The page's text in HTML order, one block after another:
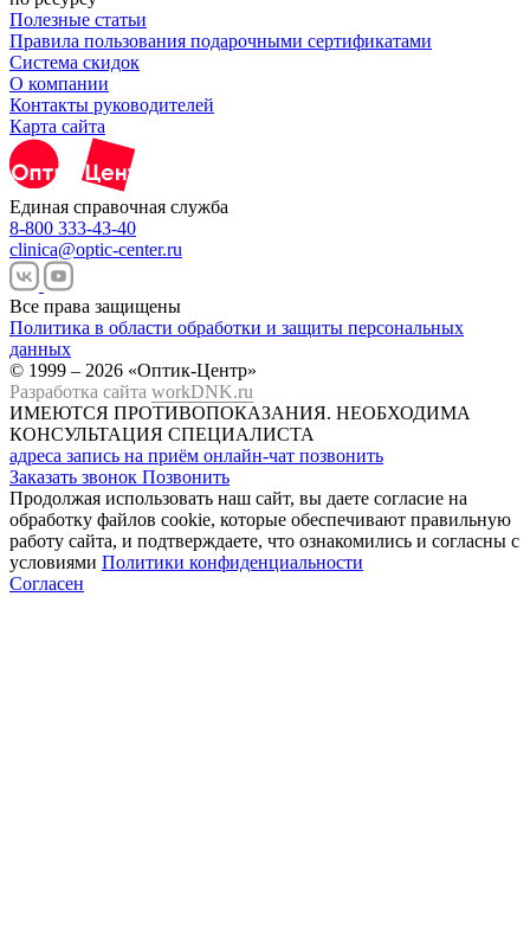
Полезные статьи
Правила пользования подарочными сертификатами
Система скидок
О компании
Контакты руководителей
Карта сайта
Единая справочная служба
8-800 333-43-40
clinica@optic-center.ru
Все права защищены
Политика в области обработки и защиты персональных
данных
© 1999 – 2026 «Оптик-Центр»
Разработка сайта workDNK.ru
ИМЕЮТСЯ ПРОТИВОПОКАЗАНИЯ. НЕОБХОДИМА
КОНСУЛЬТАЦИЯ СПЕЦИАЛИСТА
адреса запись на приём онлайн-чат позвонить
Заказать звонок Позвонить
Продолжая использовать наш сайт, вы даете согласие на
обработку файлов cookie, которые обеспечивают правильную
работу сайта, и подтверждаете, что ознакомились и согласны с
условиями Политики конфиденциальности
Согласен